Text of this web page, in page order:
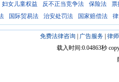
妇女儿童权益 反不正当竞争法 保险法
票
国际贸易法 治安处罚法 国家赔偿法
免费法律咨询 广告服务| 律
载入时间:0.04863秒